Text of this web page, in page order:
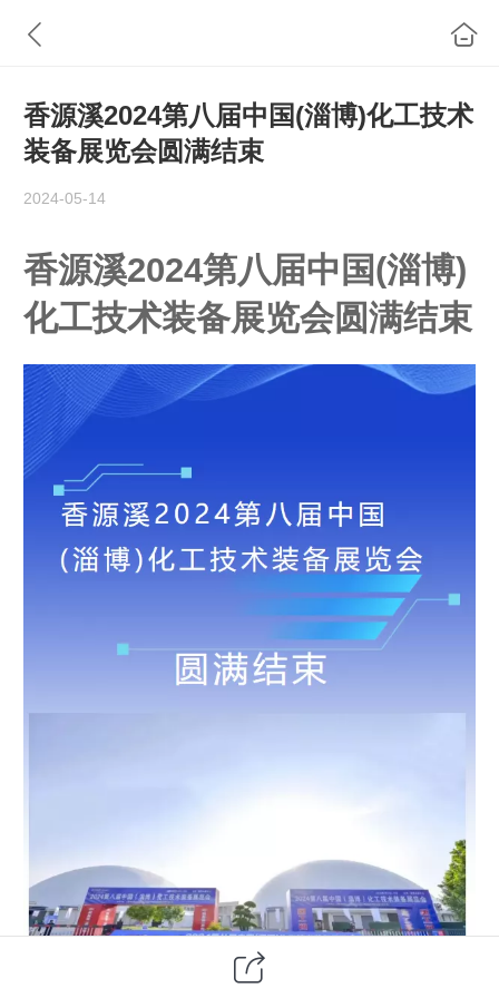
香源溪2024第八届中国(淄博)化工技术
装备展览会圆满结束
2024-05-14
香源溪2024第八届中国(淄博)
化工技术装备展览会圆满结束